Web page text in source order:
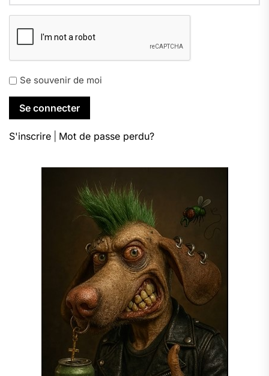
Se souvenir de moi
S'inscrire Mot de passe perdu?